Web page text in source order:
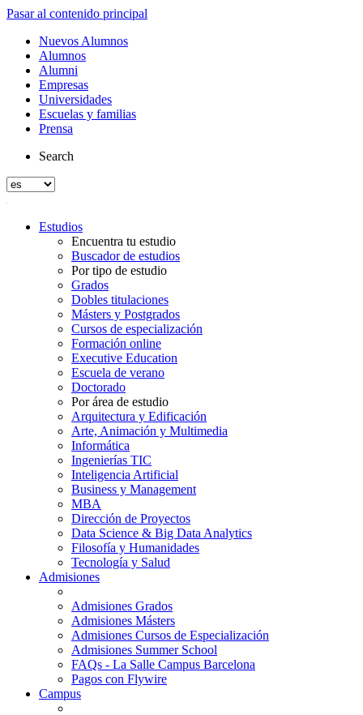
Pasar al contenido principal
Nuevos Alumnos
Alumnos
Alumni
Empresas
Universidades
Escuelas y familias
Prensa
Search
Estudios
Encuentra tu estudio
Buscador de estudios
Por tipo de estudio
Grados
Dobles titulaciones
Másters y Postgrados
Cursos de especialización
Formación online
Executive Education
Escuela de verano
Doctorado
Por área de estudio
Arquitectura y Edificación
Arte, Animación y Multimedia
Informática
Ingenierías TIC
Inteligencia Artificial
Business y Management
MBA
Dirección de Proyectos
Data Science & Big Data Analytics
Filosofía y Humanidades
Tecnología y Salud
Admisiones
Admisiones Grados
Admisiones Másters
Admisiones Cursos de Especialización
Admisiones Summer School
FAQs - La Salle Campus Barcelona
Pagos con Flywire
Campus